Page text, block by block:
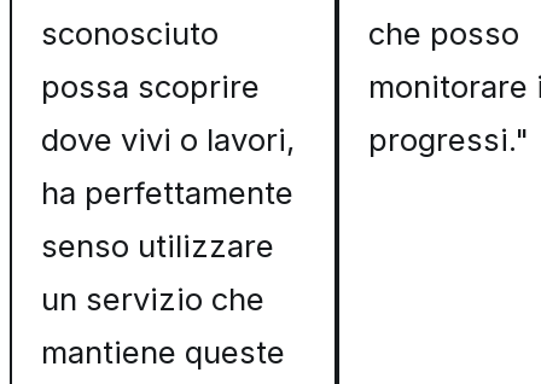
sconosciuto
possa scoprire
dove vivi o lavori,
ha perfettamente
senso utilizzare
un servizio che
mantiene queste
che posso
monitorare
progressi."